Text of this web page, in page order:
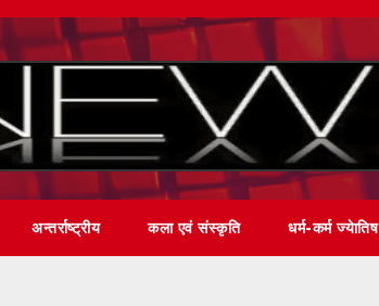
अन्तर्राष्ट्रीय कला एवं संस्कृति धर्म-कर्म ज्येातिष